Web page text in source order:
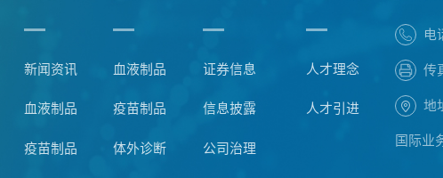
新闻资讯
血液制品
疫苗制品
血液制品
疫苗制品
体外诊断
证券信息
信息披露
公司治理
人才理念
人才引进
电
传
地
国际业